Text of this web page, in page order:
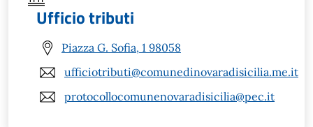
Ufficio tributi
Piazza G. Sofia, 1 98058
ufficiotributi@comunedinovaradisicilia.me.it
protocollocomunenovaradisicilia@pec.it